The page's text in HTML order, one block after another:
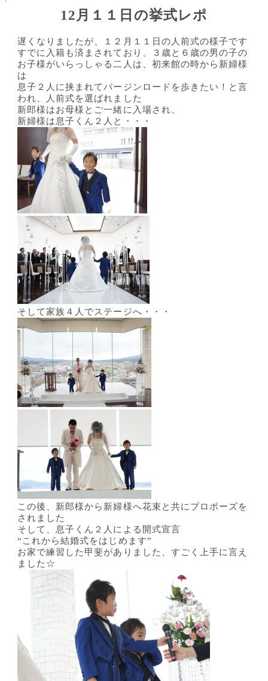
12月１１日の挙式レポ
遅くなりましたが、１２月１１日の人前式の様子です
すでに入籍も済まされており、３歳と６歳の男の子の
お子様がいらっしゃる二人は、初来館の時から新婦様
は
息子２人に挟まれてバージンロードを歩きたい！と言
われ、人前式を選ばれました
新郎様はお母様とご一緒に入場され、
新婦様は息子くん２人と・・・
そして家族４人でステージへ・・・
この後、新郎様から新婦様へ花束と共にプロポーズを
されました
そして、息子くん２人による開式宣言
“これから結婚式をはじめます”
お家で練習した甲斐がありました、すごく上手に言え
ました☆